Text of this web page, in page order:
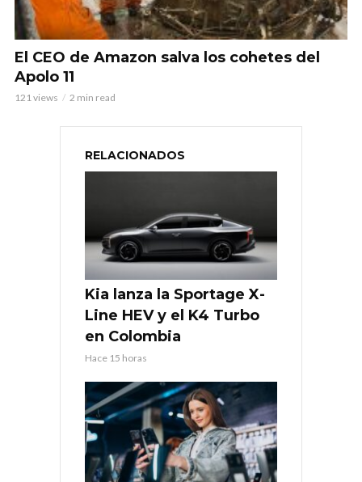
El CEO de Amazon salva los cohetes del
Apolo 11
121 views 2 min read
RELACIONADOS
Kia lanza la Sportage X-
Line HEV y el K4 Turbo
en Colombia
Hace 15 horas